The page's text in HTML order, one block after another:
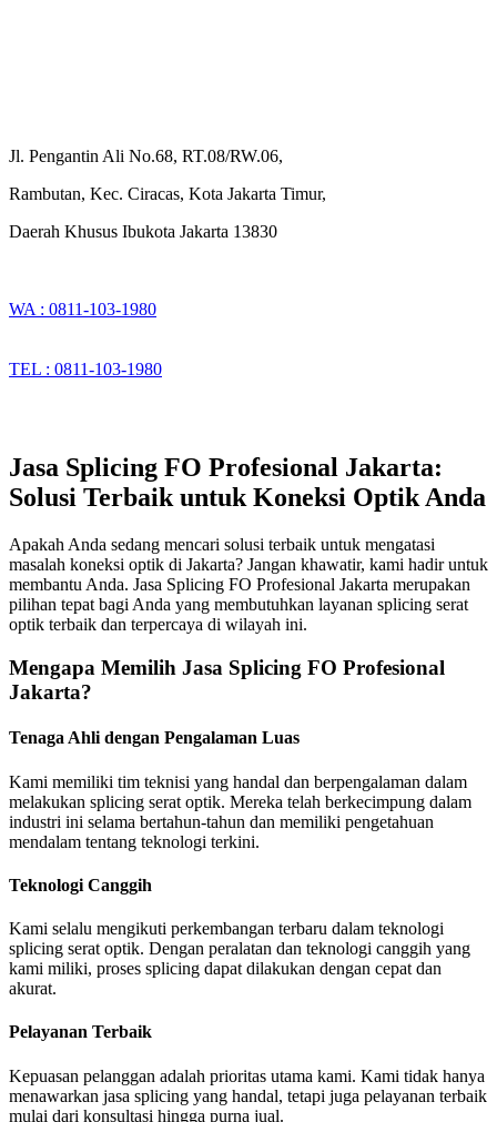
Jl. Pengantin Ali No.68, RT.08/RW.06,
Rambutan, Kec. Ciracas, Kota Jakarta Timur,
Daerah Khusus Ibukota Jakarta 13830
WA : 0811-103-1980
TEL : 0811-103-1980
Jasa Splicing FO Profesional Jakarta:
Solusi Terbaik untuk Koneksi Optik Anda
Apakah Anda sedang mencari solusi terbaik untuk mengatasi
masalah koneksi optik di Jakarta? Jangan khawatir, kami hadir untuk
membantu Anda. Jasa Splicing FO Profesional Jakarta merupakan
pilihan tepat bagi Anda yang membutuhkan layanan splicing serat
optik terbaik dan terpercaya di wilayah ini.
Mengapa Memilih Jasa Splicing FO Profesional
Jakarta?
Tenaga Ahli dengan Pengalaman Luas
Kami memiliki tim teknisi yang handal dan berpengalaman dalam
melakukan splicing serat optik. Mereka telah berkecimpung dalam
industri ini selama bertahun-tahun dan memiliki pengetahuan
mendalam tentang teknologi terkini.
Teknologi Canggih
Kami selalu mengikuti perkembangan terbaru dalam teknologi
splicing serat optik. Dengan peralatan dan teknologi canggih yang
kami miliki, proses splicing dapat dilakukan dengan cepat dan
akurat.
Pelayanan Terbaik
Kepuasan pelanggan adalah prioritas utama kami. Kami tidak hanya
menawarkan jasa splicing yang handal, tetapi juga pelayanan terbaik
mulai dari konsultasi hingga purna jual.